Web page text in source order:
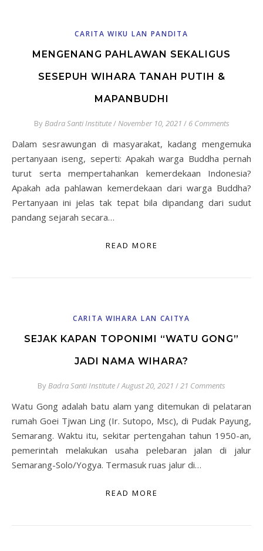
CARITA WIKU LAN PANDITA
MENGENANG PAHLAWAN SEKALIGUS
SESEPUH WIHARA TANAH PUTIH &
MAPANBUDHI
ByBadra Santi Institute/November 10, 2021 / 6 Comments
Dalam sesrawungan di masyarakat, kadang mengemuka
pertanyaan iseng, seperti: Apakah warga Buddha pernah
turut serta mempertahankan kemerdekaan Indonesia?
Apakah ada pahlawan kemerdekaan dari warga Buddha?
Pertanyaan ini jelas tak tepat bila dipandang dari sudut
pandang sejarah secara…
READ MORE
CARITA WIHARA LAN CAITYA
SEJAK KAPAN TOPONIMI “WATU GONG”
JADI NAMA WIHARA?
ByBadra Santi Institute/August 20, 2021 /21 Comments
Watu Gong adalah batu alam yang ditemukan di pelataran
rumah Goei Tjwan Ling (Ir. Sutopo, Msc), di Pudak Payung,
Semarang. Waktu itu, sekitar pertengahan tahun 1950-an,
pemerintah melakukan usaha pelebaran jalan di jalur
Semarang-Solo/Yogya. Termasuk ruas jalur di…
READ MORE